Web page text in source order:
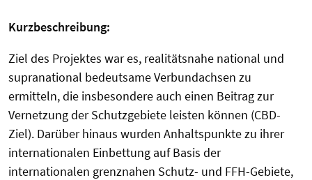
Kurzbeschreibung:
Ziel des Projektes war es, realitätsnahe national und
supranational bedeutsame Verbundachsen zu
ermitteln, die insbesondere auch einen Beitrag zur
Vernetzung der Schutzgebiete leisten können (CBD-
Ziel). Darüber hinaus wurden Anhaltspunkte zu ihrer
internationalen Einbettung auf Basis der
internationalen grenznahen Schutz- und FFH-Gebiete,